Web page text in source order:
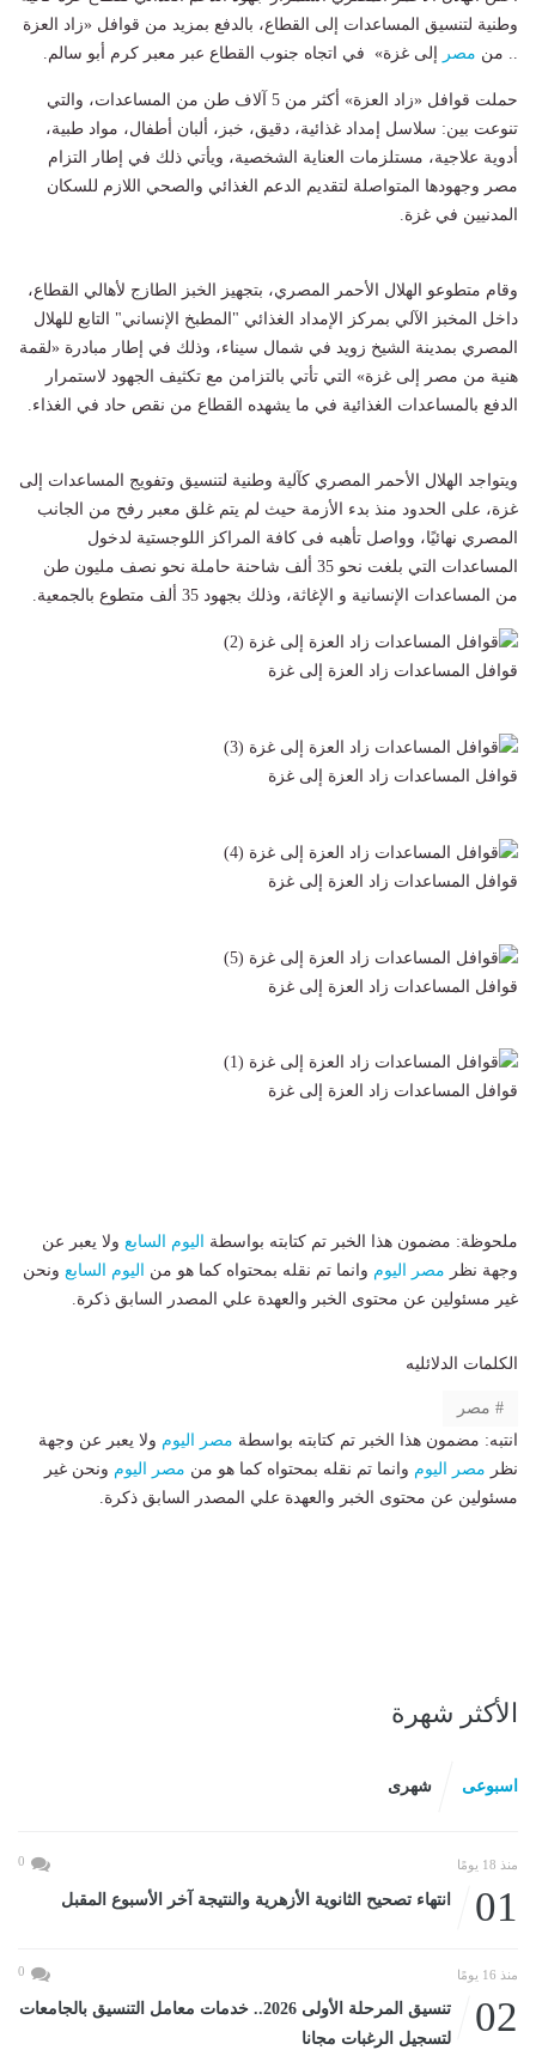
وطنية لتنسيق المساعدات إلى القطاع، بالدفع بمزيد من قوافل «زاد العزة
.. من مصر إلى غزة» في اتجاه جنوب القطاع عبر معبر كرم أبو سالم.
حملت قوافل «زاد العزة» أكثر من 5 آلاف طن من المساعدات، والتي
تنوعت بين: سلاسل إمداد غذائية، دقيق، خبز، ألبان أطفال، مواد طبية،
أدوية علاجية، مستلزمات العناية الشخصية، ويأتي ذلك في إطار التزام
مصر وجهودها المتواصلة لتقديم الدعم الغذائي والصحي اللازم للسكان
المدنيين في غزة.
وقام متطوعو الهلال الأحمر المصري، بتجهيز الخبز الطازج لأهالي القطاع،
داخل المخبز الآلي بمركز الإمداد الغذائي "المطبخ الإنساني" التابع للهلال
المصري بمدينة الشيخ زويد في شمال سيناء، وذلك في إطار مبادرة «لقمة
هنية من مصر إلى غزة» التي تأتي بالتزامن مع تكثيف الجهود لاستمرار
الدفع بالمساعدات الغذائية في ما يشهده القطاع من نقص حاد في الغذاء.
ويتواجد الهلال الأحمر المصري كآلية وطنية لتنسيق وتفويج المساعدات إلى
غزة، على الحدود منذ بدء الأزمة حيث لم يتم غلق معبر رفح من الجانب
المصري نهائيًا، وواصل تأهبه فى كافة المراكز اللوجستية لدخول
المساعدات التي بلغت نحو 35 ألف شاحنة حاملة نحو نصف مليون طن
من المساعدات الإنسانية و الإغاثة، وذلك بجهود 35 ألف متطوع بالجمعية.
قوافل المساعدات زاد العزة إلى غزة
قوافل المساعدات زاد العزة إلى غزة
قوافل المساعدات زاد العزة إلى غزة
قوافل المساعدات زاد العزة إلى غزة
قوافل المساعدات زاد العزة إلى غزة
ملحوظة: مضمون هذا الخبر تم كتابته بواسطة اليوم السابع ولا يعبر عن
وجهة نظر مصر اليوم وانما تم نقله بمحتواه كما هو من اليوم السابع ونحن
غير مسئولين عن محتوى الخبر والعهدة علي المصدر السابق ذكرة.
الكلمات الدلائليه
مصر
انتبه: مضمون هذا الخبر تم كتابته بواسطة مصر اليوم ولا يعبر عن وجهة
نظر مصر اليوم وانما تم نقله بمحتواه كما هو من مصر اليوم ونحن غير
مسئولين عن محتوى الخبر والعهدة علي المصدر السابق ذكرة.
الأكثر شهرة
اسبوعى شهرى
منذ 18 يومًا 0
01 انتهاء تصحيح الثانوية الأزهرية والنتيجة آخر الأسبوع المقبل
منذ 16 يومًا 0
02
تنسيق المرحلة الأولى 2026.. خدمات معامل التنسيق بالجامعات
لتسجيل الرغبات مجانا